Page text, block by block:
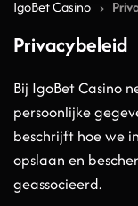
IgoBet Casino ›
Privacybeleid
Bij IgoBet Casino
persoonlijke
beschrijft hoe we
opslaan en
geassocieerd.